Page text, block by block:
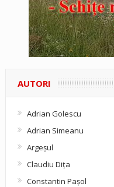
AUTORI
Adrian Golescu
Adrian Simeanu
Argeşul
Claudiu Diţa
Constantin Pașol